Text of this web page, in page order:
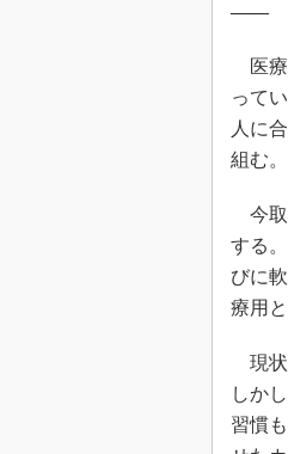
――
医療
って
人に
組む。
今取
する
びに
療用
現状
しか
習慣